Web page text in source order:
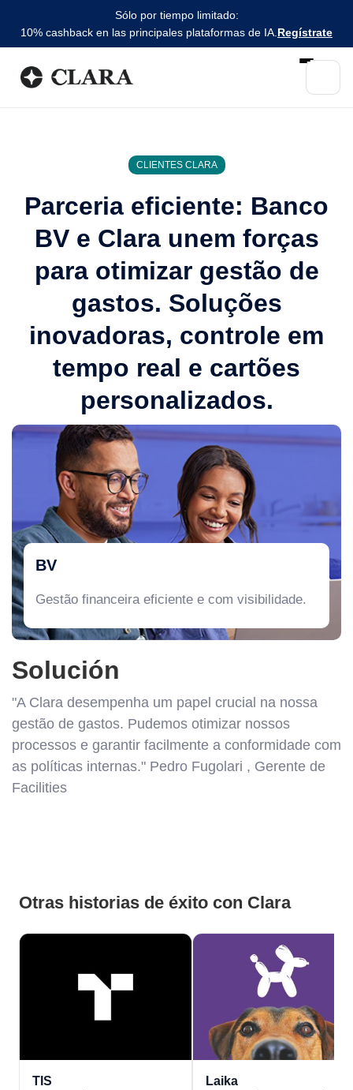
Sólo por tiempo limitado:
10% cashback en las principales plataformas de IA. Regístrate
CLIENTES CLARA
Parceria eficiente: Banco
BV e Clara unem forças
para otimizar gestão de
gastos. Soluções
inovadoras, controle em
tempo real e cartões
personalizados.
BV
Gestão financeira eficiente e com visibilidade.
Solución
"A Clara desempenha um papel crucial na nossa
gestão de gastos. Pudemos otimizar nossos
processos e garantir facilmente a conformidade com
as políticas internas." Pedro Fugolari , Gerente de
Facilities
Otras historias de éxito con Clara
TIS Laika